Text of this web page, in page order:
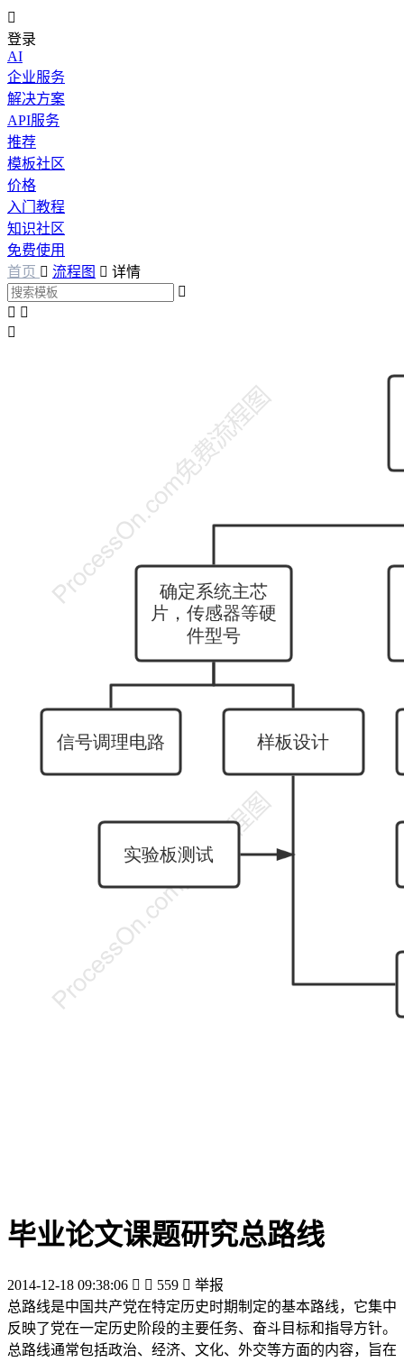

登录
AI
企业服务
解决方案
API服务
推荐
模板社区
价格
入门教程
知识社区
免费使用
首页  流程图  详情

 

毕业论文课题研究总路线
2014-12-18 09:38:06   559  举报
总路线是中国共产党在特定历史时期制定的基本路线，它集中
反映了党在一定历史阶段的主要任务、奋斗目标和指导方针。
总路线通常包括政治、经济、文化、外交等方面的内容，旨在